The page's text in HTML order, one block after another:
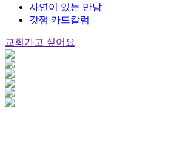
사연이 있는 만남
갓잼 카드칼럼
교회가고 싶어요